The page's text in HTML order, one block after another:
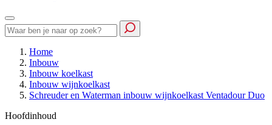
Home
Inbouw
Inbouw koelkast
Inbouw wijnkoelkast
Schreuder en Waterman inbouw wijnkoelkast Ventadour Duo
Hoofdinhoud